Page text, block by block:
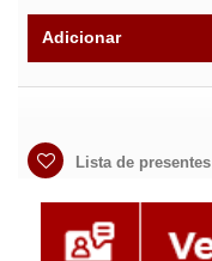
Adicionar
Lista de presentes